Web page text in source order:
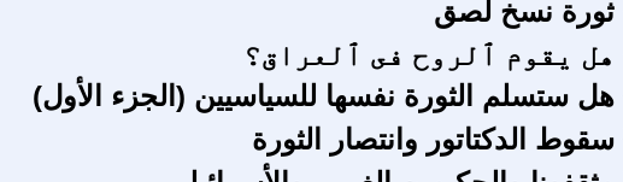
ثورة نسخ لصق
هل يقوم ﭐلروح فى ﭐلعراق؟
هل ستسلم الثورة نفسها للسياسيين (الجزء الأول)
سقوط الدكتاتور وانتصار الثورة